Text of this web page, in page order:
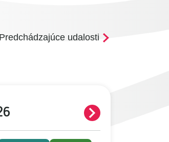
Predchádzajúce udalosti
ĎALEJ